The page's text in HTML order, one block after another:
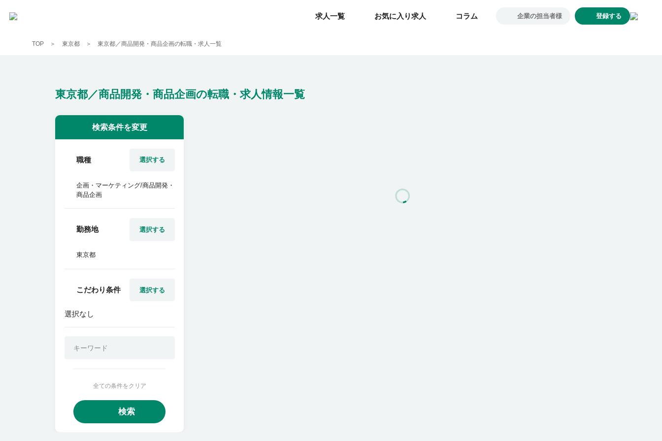
求人一覧 お気に入り求人 コラム 企業の担当者様 登録する
求人一覧 お気に入り求人 コラム 企業の担当者様 登録する
TOP 東京都 東京都／商品開発・商品企画の転職・求人一覧
東京都／商品開発・商品企画の転職・求人情報一覧
検索条件を変更
選択する
職種
企画・マーケティング/商品開発・
商品企画
選択する
勤務地
東京都
選択する
こだわり条件
選択なし
全ての条件をクリア
検索